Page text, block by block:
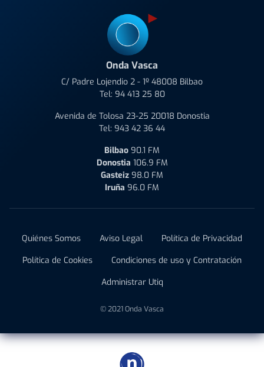
Onda Vasca
C/ Padre Lojendio 2 - 1º 48008 Bilbao
Tel: 94 413 25 80
Avenida de Tolosa 23-25 20018 Donostia
Tel: 943 42 36 44
Bilbao 90.1 FM
Donostia 106.9 FM
Gasteiz 98.0 FM
Iruña 96.0 FM
Quiénes Somos Aviso Legal
Política de Privacidad
Política de Cookies
Condiciones de uso y Contratación
Administrar Utiq
© 2021 Onda Vasca